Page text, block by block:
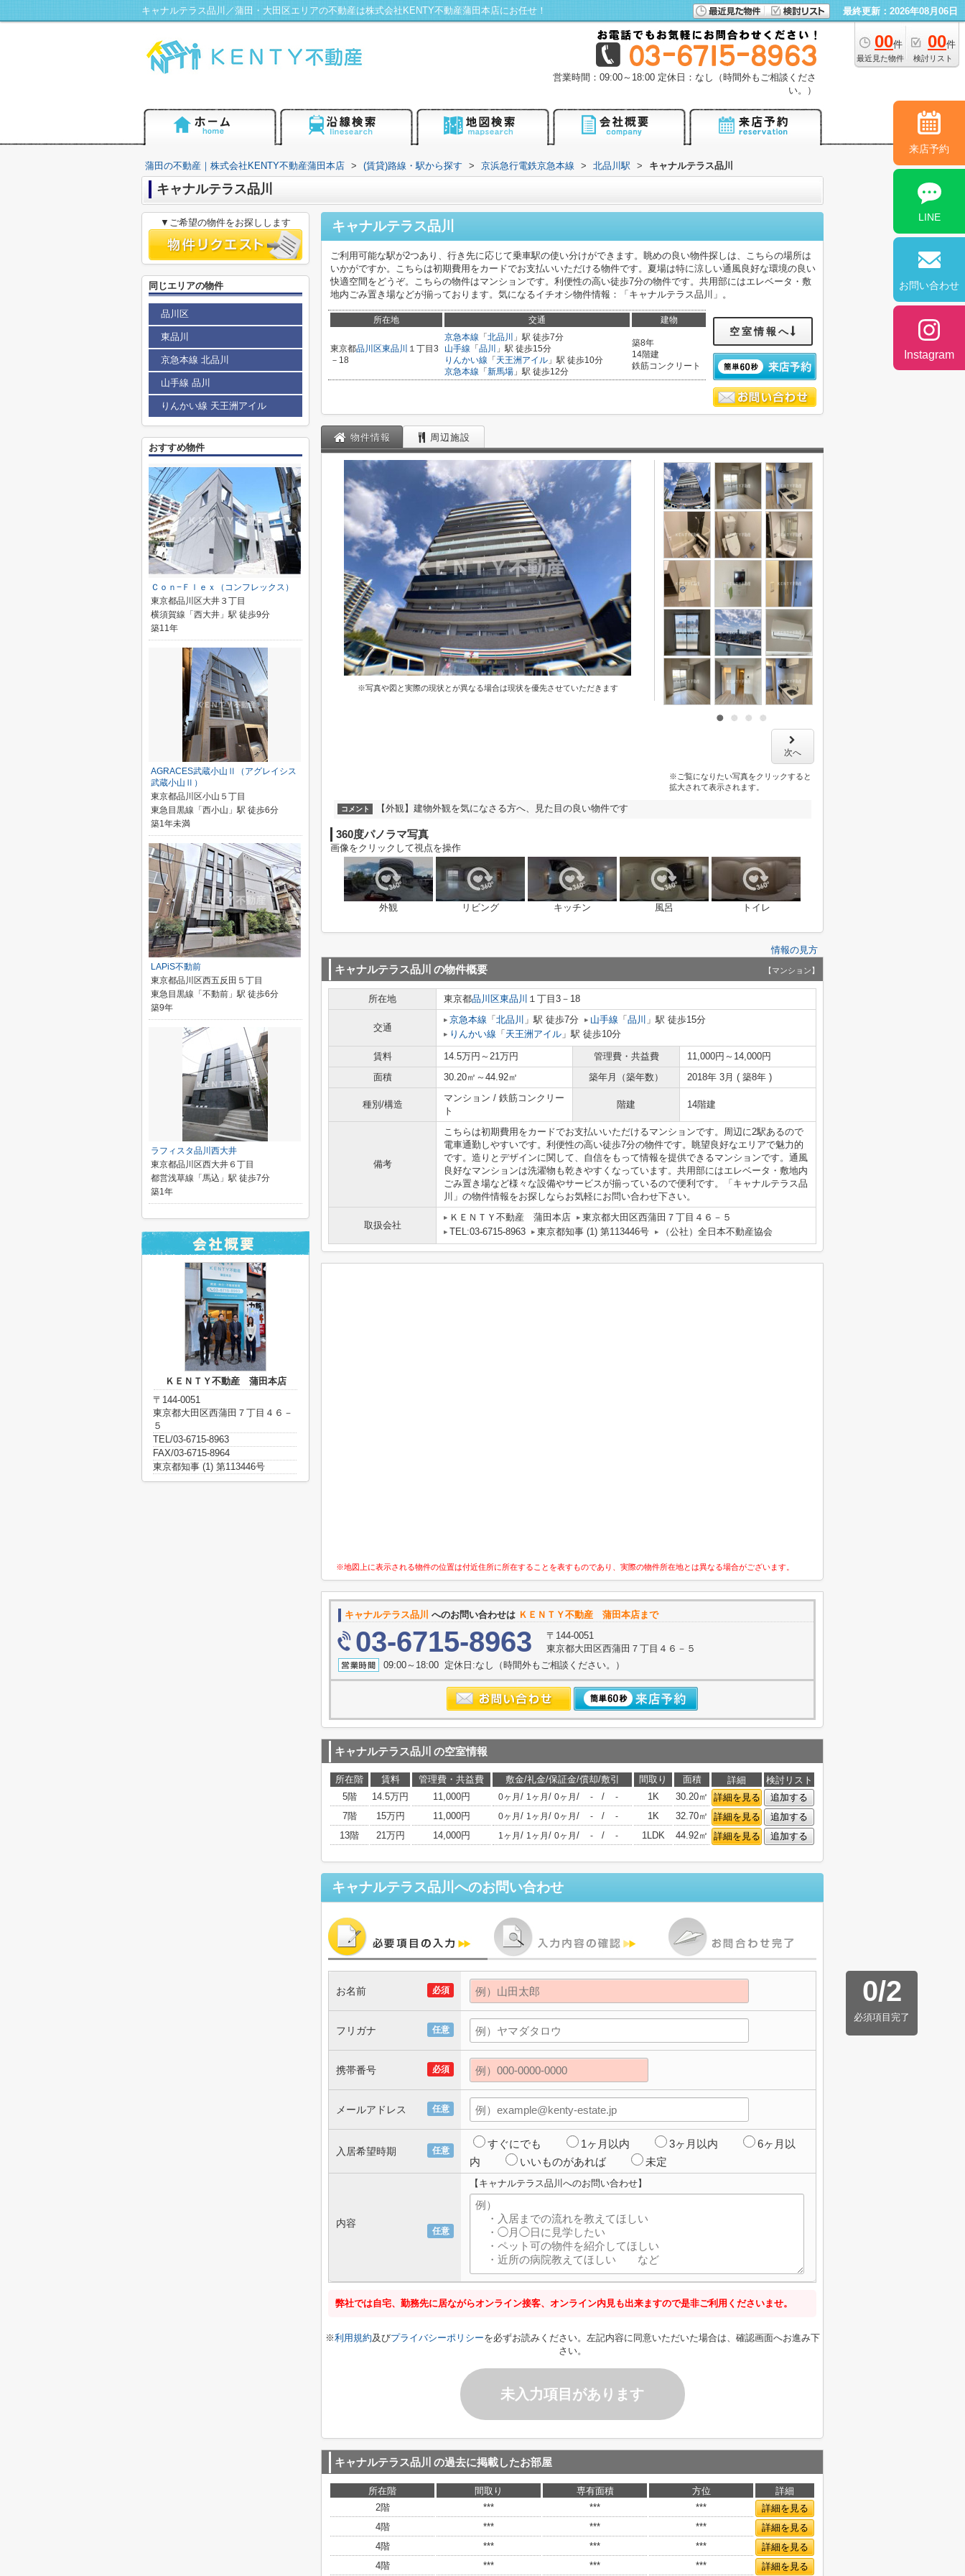
キャナルテラス品川／蒲田・大田区エリアの不動産は株式会社KENTY不動産蒲田本店にお任せ！ 最終更新：2026年08月06日
00件
最近見た物件
00件
検討リスト
営業時間：09:00～18:00 定休日：なし（時間外もご相談くださ
い。）
蒲田の不動産｜株式会社KENTY不動産蒲田本店 > (賃貸)路線・駅から探す > 京浜急行電鉄京急本線 > 北品川駅 > キャナルテラス品川
キャナルテラス品川
キャナルテラス品川
ご利用可能な駅が2つあり、行き先に応じて乗車駅の使い分けができます。眺めの良い物件探しは、こちらの場所は
いかがですか。こちらは初期費用をカードでお支払いいただける物件です。夏場は特に涼しい通風良好な環境の良い
快適空間をどうぞ。こちらの物件はマンションです。利便性の高い徒歩7分の物件です。共用部にはエレベータ・敷
地内ごみ置き場などが揃っております。気になるイチオシ物件情報：「キャナルテラス品川」。
所在地 交通 建物
東京都品川区東品川 １丁目3
－18
京急本線 「 北品川
」駅 徒歩7分
山手線 「 品川
」駅 徒歩15分
りんかい線 「 天王洲アイル 」駅 徒歩10分
京急本線 「 新馬場 」駅 徒歩12分
築8年
14階建
鉄筋コンクリート
空室情報へ
物件情報 周辺施設
※写真や図と実際の現状とが異なる場合は現状を優先させていただきます
次へ
※ご覧になりたい写真をクリックすると
拡大されて表示されます。
コメント 【外観】建物外観を気になさる方へ、見た目の良い物件です
360度パノラマ写真
画像をクリックして視点を操作
外観 リビング キッチン 風呂 トイレ
情報の見方
キャナルテラス品川 の物件概要 【マンション】
所在地 東京都品川区東品川 １丁目3－18
交通
京急本線 「 北品川 」駅 徒歩7分 山手線 「 品川 」駅 徒歩15分
りんかい線 「 天王洲アイル 」駅 徒歩10分
賃料 14.5万円～21万円 管理費・共益費
11,000円～14,000円
面積
30.20㎡～44.92㎡ 築年月（築年数） 2018年 3月 ( 築8年 )
種別/構造
マンション / 鉄筋コンクリー
ト
階建 14階建
備考
こちらは初期費用をカードでお支払いいただけるマンションです。周辺に2駅あるので
電車通勤しやすいです。利便性の高い徒歩7分の物件です。眺望良好なエリアで魅力的
です。造りとデザインに関して、自信をもって情報を提供できるマンションです。通風
良好なマンションは洗濯物も乾きやすくなっています。共用部にはエレベータ・敷地内
ごみ置き場など様々な設備やサービスが揃っているので便利です。「キャナルテラス品
川」の物件情報をお探しならお気軽にお問い合わせ下さい。
取扱会社
ＫＥＮＴＹ不動産 蒲田本店
東京都大田区西蒲田７丁目４６－５
TEL:03-6715-8963
東京都知事 (1) 第113446号 （公社）全日本不動産協会
※地図上に表示される物件の位置は付近住所に所在することを表すものであり、実際の物件所在地とは異なる場合がございます。
キャナルテラス品川 へのお問い合わせは ＫＥＮＴＹ不動産 蒲田本店まで
03-6715-8963
〒144-0051
東京都大田区西蒲田７丁目４６－５
09:00～18:00 定休日:なし（時間外もご相談ください。）
キャナルテラス品川 の空室情報
所在階 賃料 管理費・共益費 敷金/礼金/保証金/償却/敷引 間取り 面積 詳細
検討リスト
5階
14.5万円 11,000円 0ヶ月 / 1ヶ月 / 0ヶ月 / - / - 1K 30.20㎡ 詳細を見る
追加する
7階
15万円 11,000円 0ヶ月 / 1ヶ月 / 0ヶ月 / - / - 1K 32.70㎡ 詳細を見る
追加する
13階
21万円 14,000円 1ヶ月 / 1ヶ月 / 0ヶ月 / - / - 1LDK 44.92㎡ 詳細を見る 追加する
キャナルテラス品川 へのお問い合わせ
0/2
必須項目完了
必須
お名前
任意
フリガナ
必須
携帯番号
任意
メールアドレス
任意
入居希望時期
すぐにでも 1ヶ月以内 3ヶ月以内
6ヶ月以
内
いいものがあれば 未定
任意
内容
【キャナルテラス品川へのお問い合わせ】
弊社では自宅、勤務先に居ながらオンライン接客、オンライン内見も出来ますので是非ご利用くださいませ。
※利用規約及びプライバシーポリシーを必ずお読みください。左記内容に同意いただいた場合は、確認画面へお進み下
さい。
未入力項目があります
キャナルテラス品川 の過去に掲載したお部屋
所在階 間取り 専有面積 方位
詳細
2階
*** *** ***
詳細を見る
4階
*** *** ***
詳細を見る
4階
*** *** ***
詳細を見る
4階
*** *** *** 詳細を見る
▼ご希望の物件をお探しします
同じエリアの物件
品川区
東品川
京急本線 北品川
山手線 品川
りんかい線 天王洲アイル
おすすめ物件
Ｃｏｎ−Ｆｌｅｘ（コンフレックス）
東京都品川区大井３丁目
横須賀線「西大井」駅 徒歩9分
築11年
AGRACES武蔵小山Ⅱ（アグレイシス
武蔵小山Ⅱ）
東京都品川区小山５丁目
東急目黒線「西小山」駅 徒歩6分
築1年未満
LAPiS不動前
東京都品川区西五反田５丁目
東急目黒線「不動前」駅 徒歩6分
築9年
ラフィスタ品川西大井
東京都品川区西大井６丁目
都営浅草線「馬込」駅 徒歩7分
築1年
ＫＥＮＴＹ不動産 蒲田本店
〒144-0051
東京都大田区西蒲田７丁目４６－
５
TEL/03-6715-8963
FAX/03-6715-8964
東京都知事 (1) 第113446号
来店予約
LINE
お問い合わせ
Instagram